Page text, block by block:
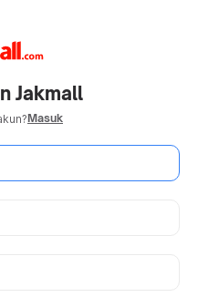
Jakmall
Masuk